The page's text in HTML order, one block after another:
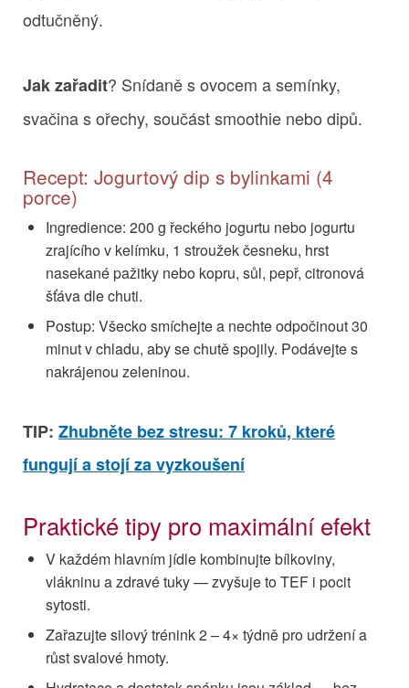
odtučněný.
Jak zařadit? Snídaně s ovocem a semínky,
svačina s ořechy, součást smoothie nebo dipů.
Recept: Jogurtový dip s bylinkami (4
porce)
Ingredience: 200 g řeckého jogurtu nebo jogurtu
zrajícího v kelímku, 1 stroužek česneku, hrst
nasekané pažitky nebo kopru, sůl, pepř, citronová
šťáva dle chuti.
Postup: Všecko smíchejte a nechte odpočinout 30
minut v chladu, aby se chutě spojily. Podávejte s
nakrájenou zeleninou.
TIP: Zhubněte bez stresu: 7 kroků, které
fungují a stojí za vyzkoušení
Praktické tipy pro maximální efekt
V každém hlavním jídle kombinujte bílkoviny,
vlákninu a zdravé tuky — zvyšuje to TEF i pocit
sytosti.
Zařazujte silový trénink 2 – 4× týdně pro udržení a
růst svalové hmoty.